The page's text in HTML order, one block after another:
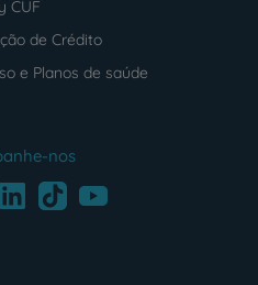
CUF
de Crédito
e Planos de saúde
nos
LinkedInTikTokYoutube